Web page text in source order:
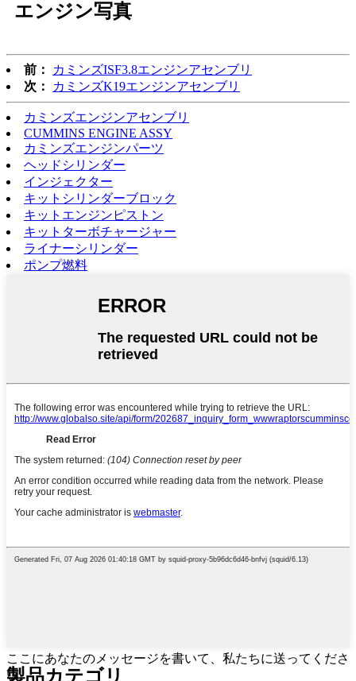
エンジン写真
前：
カミンズISF3.8エンジンアセンブリ
次：
カミンズK19エンジンアセンブリ
カミンズエンジンアセンブリ
CUMMINS ENGINE ASSY
カミンズエンジンパーツ
ヘッドシリンダー
インジェクター
キットシリンダーブロック
キットエンジンピストン
キットターボチャージャー
ライナーシリンダー
ポンプ燃料
ここにあなたのメッセージを書いて、私たちに送ってくださ
い
製品カテゴリ